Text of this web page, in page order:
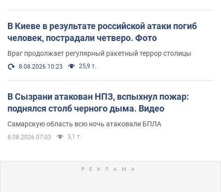
В Киеве в результате российской атаки погиб
человек, пострадали четверо. Фото
Враг продолжает регулярный ракетный террор столицы
8.08.2026 10:23 25,9 т.
В Сызрани атакован НПЗ, вспыхнул пожар:
поднялся столб черного дыма. Видео
Самарскую область всю ночь атаковали БПЛА
8.08.2026 07:03 3,1 т.